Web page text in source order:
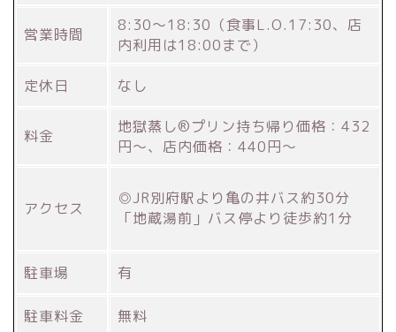
営業時間
8:30～18:30（食事L.O.17:30、店
内利用は18:00まで）
定休日 なし
料金
地獄蒸し®プリン持ち帰り価格：432
円～、店内価格：440円～
アクセス
◎JR別府駅より亀の井バス約30分
「地蔵湯前」バス停より徒歩約1分
駐車場 有
駐車料金 無料